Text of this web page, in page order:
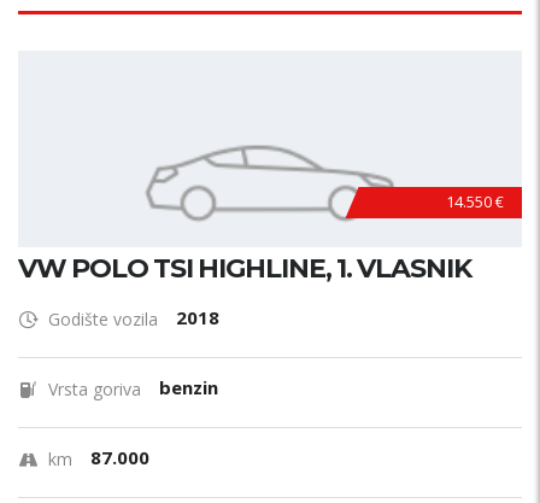
14.550 €
VW POLO TSI HIGHLINE, 1. VLASNIK
Godište vozila 2018
Vrsta goriva benzin
km 87.000